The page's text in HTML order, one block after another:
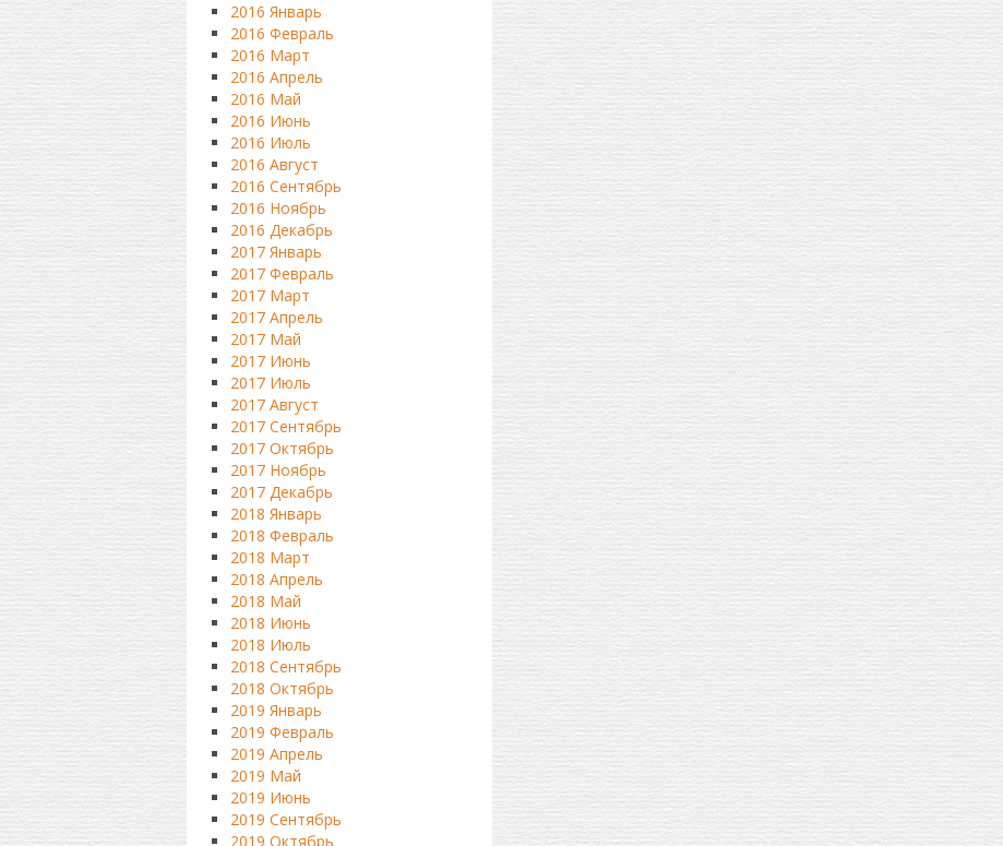
2016 Январь
2016 Февраль
2016 Март
2016 Апрель
2016 Май
2016 Июнь
2016 Июль
2016 Август
2016 Сентябрь
2016 Ноябрь
2016 Декабрь
2017 Январь
2017 Февраль
2017 Март
2017 Апрель
2017 Май
2017 Июнь
2017 Июль
2017 Август
2017 Сентябрь
2017 Октябрь
2017 Ноябрь
2017 Декабрь
2018 Январь
2018 Февраль
2018 Март
2018 Апрель
2018 Май
2018 Июнь
2018 Июль
2018 Сентябрь
2018 Октябрь
2019 Январь
2019 Февраль
2019 Апрель
2019 Май
2019 Июнь
2019 Сентябрь
2019 Октябрь